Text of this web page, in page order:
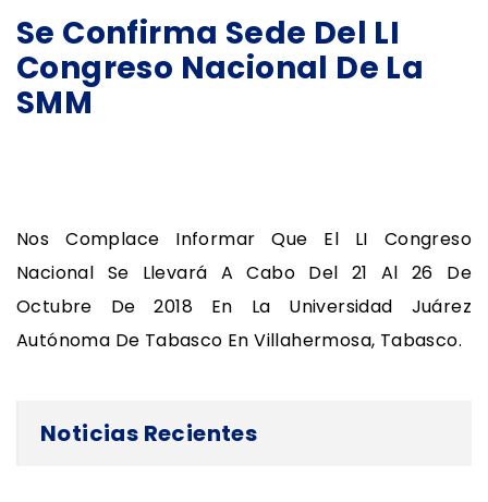
Se Confirma Sede Del LI
Congreso Nacional De La
SMM
Nos Complace Informar Que El LI Congreso
Nacional Se Llevará A Cabo Del 21 Al 26 De
Octubre De 2018 En La Universidad Juárez
Autónoma De Tabasco En Villahermosa, Tabasco.
Noticias Recientes